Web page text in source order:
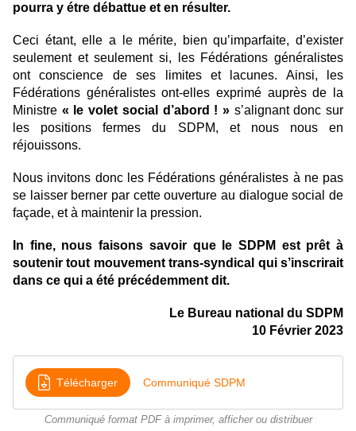
pourra y étre débattue et en résulter.
Ceci étant, elle a le mérite, bien qu’imparfaite, d’exister
seulement et seulement si, les Fédérations généralistes
ont conscience de ses limites et lacunes. Ainsi, les
Fédérations généralistes ont-elles exprimé auprès de
la
Ministre « le volet social d’abord ! »s’alignant donc sur
les positions fermes du SDPM, et nous nous en
réjouissons.
Nous invitons donc les Fédérations généralistes à ne pas
se laisser berner par cette ouverture au dialogue social de
façade, et à maintenir la pression.
In fine, nous faisons savoir que le SDPM est prêt à
soutenir tout mouvement trans-syndical qui s’inscrirait
dans ce qui a été précédemment dit.
Le Bureau national du SDPM
10 Février 2023
Télécharger Communiqué SDPM
Communiqué format PDF à imprimer, afficher ou distribuer